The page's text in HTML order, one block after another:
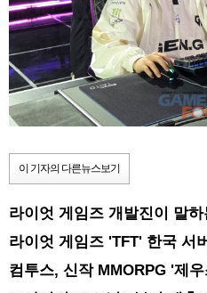
이 기자의 다른뉴스보기
라이엇 게임즈 개발진이 말
라이엇 게임즈 'TFT' 한국 서
컴투스, 신작 MMORPG '제